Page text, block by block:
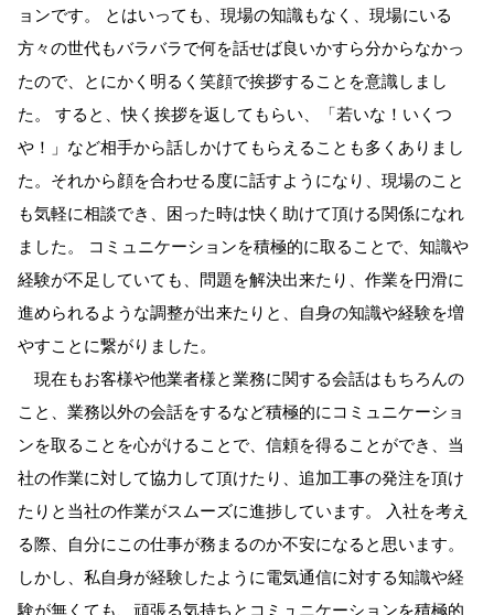
ョンです。 とはいっても、現場の知識もなく、現場にいる
方々の世代もバラバラで何を話せば良いかすら分からなかっ
たので、とにかく明るく笑顔で挨拶することを意識しまし
た。 すると、快く挨拶を返してもらい、「若いな！いくつ
や！」など相手から話しかけてもらえることも多くありまし
た。それから顔を合わせる度に話すようになり、現場のこと
も気軽に相談でき、困った時は快く助けて頂ける関係になれ
ました。 コミュニケーションを積極的に取ることで、知識や
経験が不足していても、問題を解決出来たり、作業を円滑に
進められるような調整が出来たりと、自身の知識や経験を増
やすことに繋がりました。
現在もお客様や他業者様と業務に関する会話はもちろんの
こと、業務以外の会話をするなど積極的にコミュニケーショ
ンを取ることを心がけることで、信頼を得ることができ、当
社の作業に対して協力して頂けたり、追加工事の発注を頂け
たりと当社の作業がスムーズに進捗しています。 入社を考え
る際、自分にこの仕事が務まるのか不安になると思います。
しかし、私自身が経験したように電気通信に対する知識や経
験が無くても、頑張る気持ちとコミュニケーションを積極的